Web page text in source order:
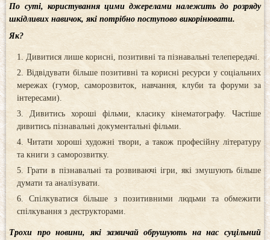
По суті, користування цими джерелами належить до розряду
шкідливих навичок, які потрібно поступово викорінювати.
Як?
Дивитися лише корисні, позитивні та пізнавальні телепередачі.
Відвідувати більше позитивні та корисні ресурси у соціальних
мережах (гумор, саморозвиток, навчання, клуби та форуми за
інтересами).
Дивитись хороші фільми, класику кінематографу. Частіше
дивитись пізнавальні документальні фільми.
Читати хороші художні твори, а також професійну літературу
та книги з саморозвитку.
Грати в пізнавальні та розвиваючі ігри, які змушують більше
думати та аналізувати.
Спілкуватися більше з позитивними людьми та обмежити
спілкування з деструкторами.
Трохи про новини, які зазвичай обрушують на нас суцільний